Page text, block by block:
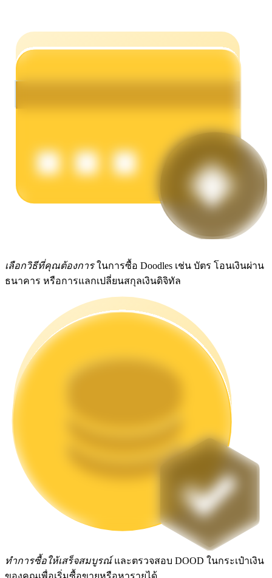
พาวเวอร์พิกกี้
ผลตอบแทนสูงและเข้าถึงได้ทันที
Launchpool
การเซ้งแบบยืดหยุ่นเพื่อรับโทเคนยอดนิยม
การล็อค BTR
การลงทุนพิเศษสำหรับผู้ถือ BTR
เลือกวิธีที่คุณต้องการในการซื้อ Doodles เช่น บัตร โอนเงินผ่าน
ธนาคาร หรือการแลกเปลี่ยนสกุลเงินดิจิทัล
ทำการซื้อให้เสร็จสมบูรณ์และตรวจสอบ DOOD ในกระเป๋าเงิน
ของคุณเพื่อเริ่มซื้อขายหรือหารายได้